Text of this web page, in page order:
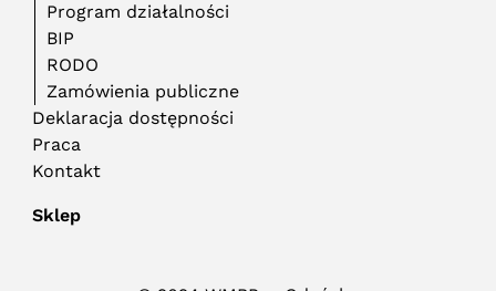
Program działalności
BIP
RODO
Zamówienia publiczne
Deklaracja dostępności
Praca
Kontakt
Sklep